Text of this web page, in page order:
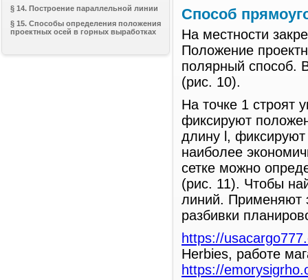
Способ
На местности
Положение
полярный способ.
(рис. 10).
На точке 1 строят
фиксируют
длину l, фиксируют
наиболее
сетке можно
(рис. 11). Чтобы
линий. Применяют
разбивки
https://
Herbies, работе
https://
§ 14. Построение параллельной линии
§ 15. Способы определения положения
проектных осей в горных выработках